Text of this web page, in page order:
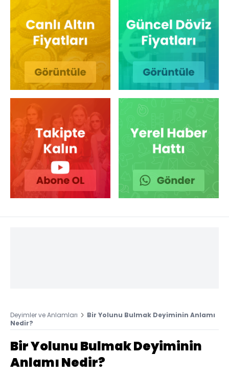
Deyimler ve Anlamları
Bir Yolunu Bulmak Deyiminin Anlamı
Nedir?
Bir Yolunu Bulmak Deyiminin
Anlamı Nedir?